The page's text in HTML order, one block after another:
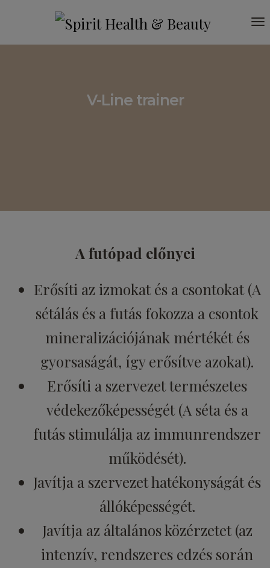
V-Line trainer
A futópad előnyei
Erősíti az izmokat és a csontokat (A
sétálás és a futás fokozza a csontok
mineralizációjának mértékét és
gyorsaságát, így erősítve azokat).
Erősíti a szervezet természetes
védekezőképességét (A séta és a
futás stimulálja az immunrendszer
működését).
Javítja a szervezet hatékonyságát és
állóképességét.
Javítja az általános közérzetet (az
intenzív, rendszeres edzés során